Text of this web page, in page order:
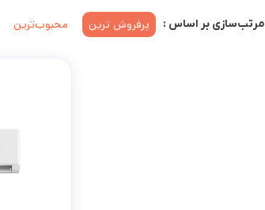
مرتب‌سازی بر اساس : پرفروش ترین محبوب‌ترین